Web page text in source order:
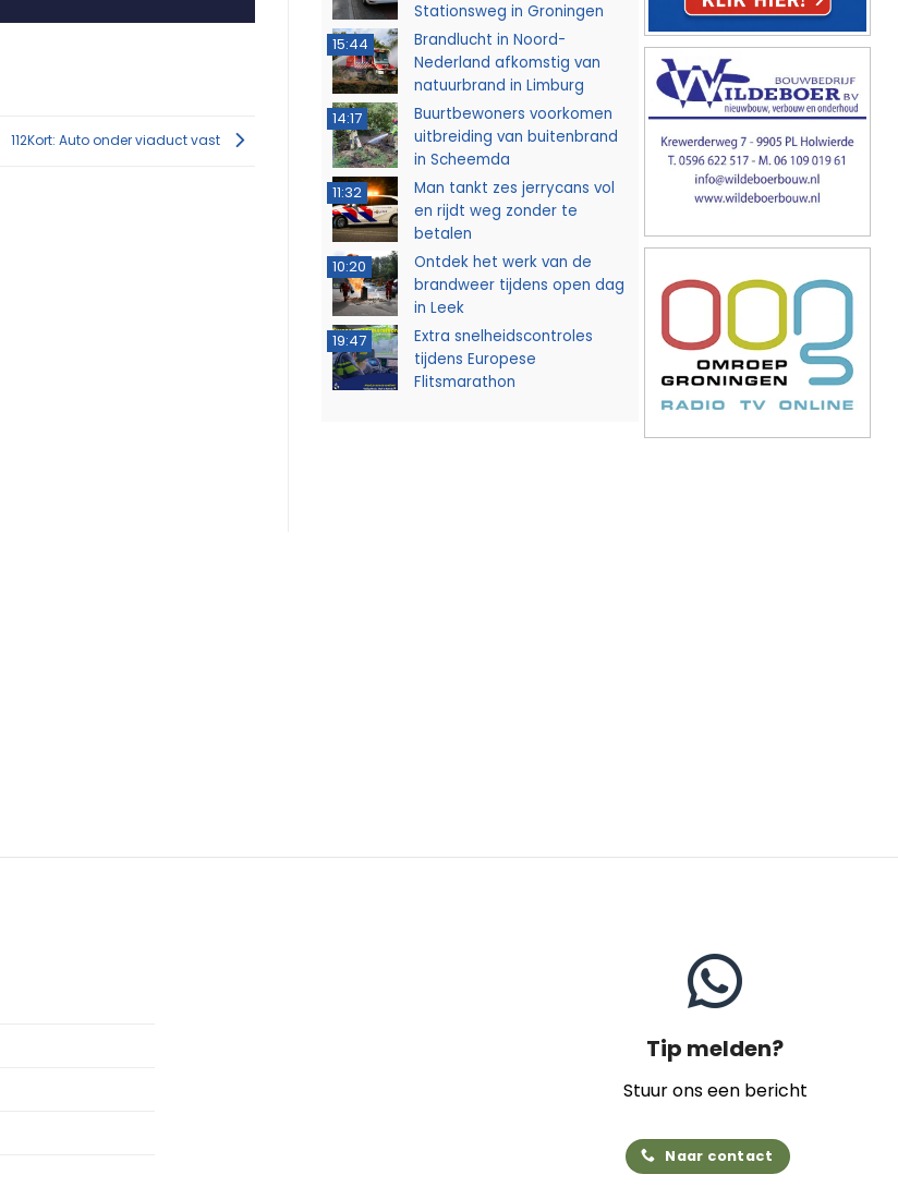
112Kort: Auto onder viaduct vast
Stationsweg in Groningen
15:44
Brandlucht in Noord-
Nederland afkomstig van
natuurbrand in Limburg
14:17
Buurtbewoners voorkomen
uitbreiding van buitenbrand
in Scheemda
11:32
Man tankt zes jerrycans vol
en rijdt weg zonder te
betalen
10:20
Ontdek het werk van de
brandweer tijdens open dag
in Leek
19:47
Extra snelheidscontroles
tijdens Europese
Flitsmarathon
Tip melden?
Stuur ons een bericht
Naar contact